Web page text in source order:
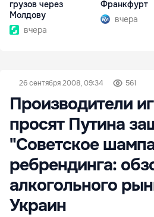
грузов через
Молдову
вчера
Франкфурт
вчера
26 сентября 2008, 09:34 561
Производители
просят Путина
"Советское
ребрендинга:
алкогольного
Украин